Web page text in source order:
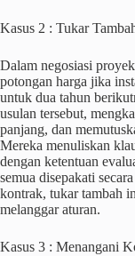
Kasus 2 : Tukar
Dalam negosiasi
potongan harga jika
untuk dua tahun
usulan tersebut,
panjang, dan
Mereka menuliskan
dengan ketentuan
semua disepakati
kontrak, tukar tambah
melanggar aturan.
Kasus 3 : Menangani